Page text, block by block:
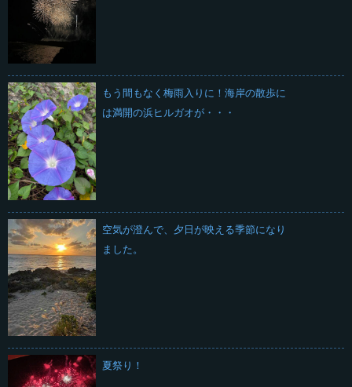
もう間もなく梅雨入りに！海岸の散歩に
は満開の浜ヒルガオが・・・
空気が澄んで、夕日が映える季節になり
ました。
夏祭り！